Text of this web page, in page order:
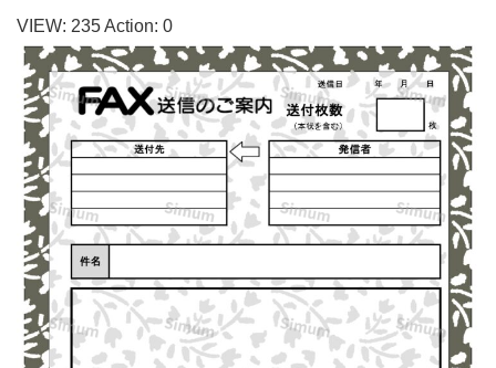
書
類
送
付
状
の
テ
ン
プ
レ
ー
VIEW: 235Action: 0